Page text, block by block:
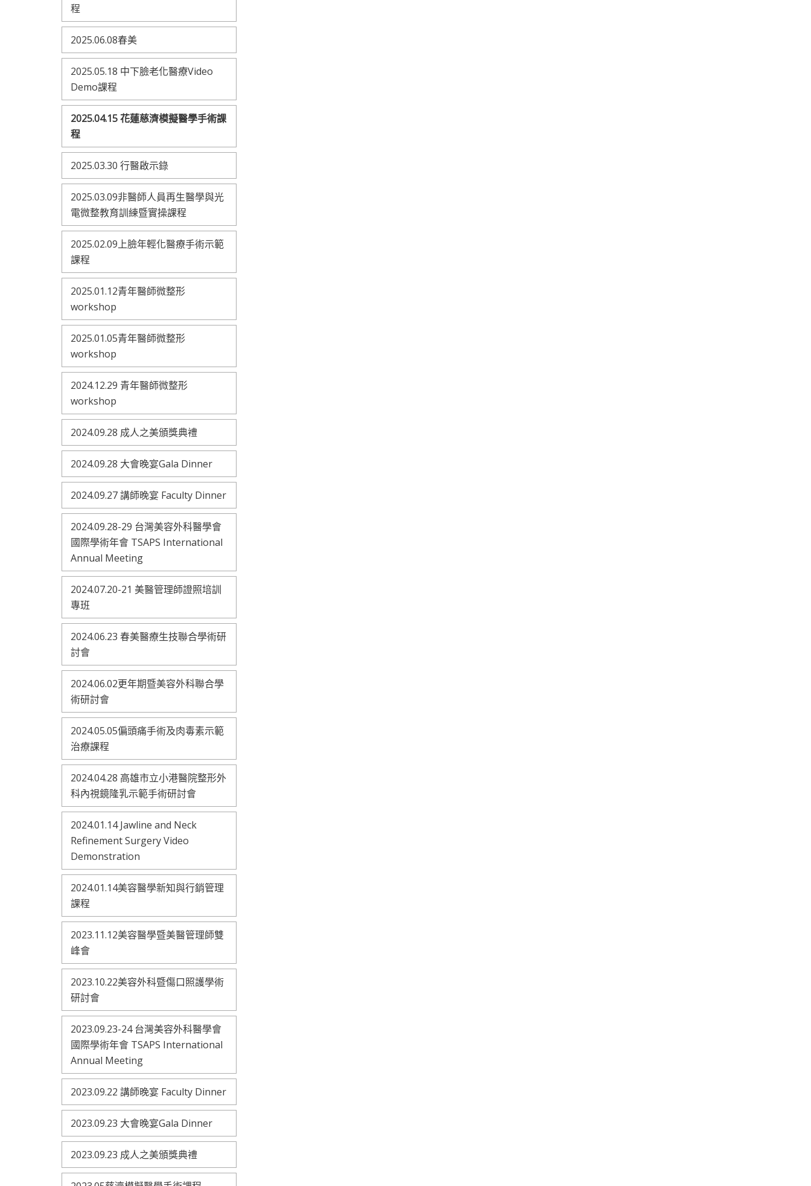
程
2025.06.08春美
2025.05.18 中下臉老化醫療Video
Demo課程
2025.04.15 花蓮慈濟模擬醫學手術課
程
2025.03.30 行醫啟示錄
2025.03.09非醫師人員再生醫學與光
電微整教育訓練暨實操課程
2025.02.09上臉年輕化醫療手術示範
課程
2025.01.12青年醫師微整形
workshop
2025.01.05青年醫師微整形
workshop
2024.12.29 青年醫師微整形
workshop
2024.09.28 成人之美頒獎典禮
2024.09.28 大會晚宴Gala Dinner
2024.09.27 講師晚宴 Faculty Dinner
2024.09.28-29 台灣美容外科醫學會
國際學術年會 TSAPS International
Annual Meeting
2024.07.20-21 美醫管理師證照培訓
專班
2024.06.23 春美醫療生技聯合學術研
討會
2024.06.02更年期暨美容外科聯合學
術研討會
2024.05.05偏頭痛手術及肉毒素示範
治療課程
2024.04.28 高雄市立小港醫院整形外
科內視鏡隆乳示範手術研討會
2024.01.14 Jawline and Neck
Refinement Surgery Video
Demonstration
2024.01.14美容醫學新知與行銷管理
課程
2023.11.12美容醫學暨美醫管理師雙
峰會
2023.10.22美容外科暨傷口照護學術
研討會
2023.09.23-24 台灣美容外科醫學會
國際學術年會 TSAPS International
Annual Meeting
2023.09.22 講師晚宴 Faculty Dinner
2023.09.23 大會晚宴Gala Dinner
2023.09.23 成人之美頒獎典禮